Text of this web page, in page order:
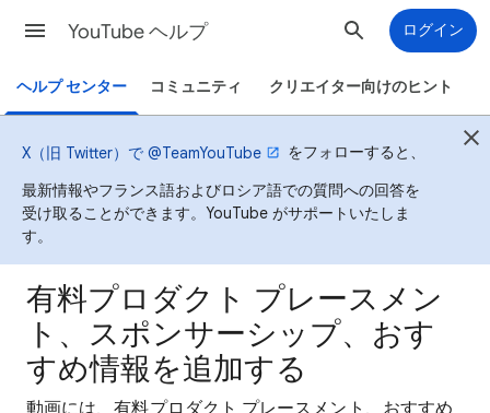
YouTube ヘルプ ログイン
ヘルプ センター コミュニティ クリエイター向けのヒント
X（旧 Twitter）で @TeamYouTube
をフォローすると、
最新情報やフランス語およびロシア語での質問への回答を
受け取ることができます。YouTube がサポートいたしま
す。
有料プロダクト プレースメン
ト、スポンサーシップ、おす
すめ情報を追加する
動画には、有料プロダクト プレースメント、おすすめ